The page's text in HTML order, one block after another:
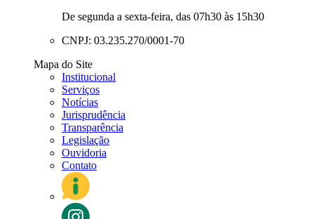
De segunda a sexta-feira, das 07h30 às 15h30
CNPJ: 03.235.270/0001-70
Mapa do Site
Institucional
Serviços
Notícias
Jurisprudência
Transparência
Legislação
Ouvidoria
Contato